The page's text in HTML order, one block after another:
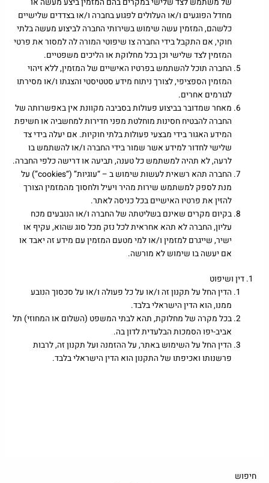
מחדל הפוגעים ו/או העלולים לפגוע בחברה ו/או בצדדים שלישיים
כלשהם, המזמין עשה שימוש בשירותי החברה לביצוע מעשה בלתי
חוקי, אם התקבל בידי החברה צו שיפוטי המורה לה למסור את פרטי
המזמין לצד שלישי וכן בכל מחלוקת או הליכים משפטיים.
החברה תוכל להשתמש בפרטיו האישיים של המזמין, ללא זיהוי
המזמין הספציפי, לצורך ניתוח מידע סטטיסטי והצגתו ו/או מסירתו
לגורמים אחרים.
מאחר שמדובר בביצוע פעולות בסביבה מקוונת אין באפשרותה של
החברה להבטיח חסינות מוחלטת מפני חדירות למחשביה או חשיפת
המידע האגור בידי מבצעי פעולות בלתי חוקיות. אם יעלה בידי צד
שלישי לחדור למידע אשר שמור בידי החברה ו/או להשתמש בו
לרעה, לא תהיה למשתמש כל טענה, תביעה או דרישה כלפי החברה.
החברה תהא רשאית לעשות שימוש ב – “עוגיות” (“cookies”) על
מנת לספק למשתמש שירות מהיר ויעיל ולחסוך מהמזמין הצורך
להזין את פרטיו האישיים בכל כניסה לאתר.
בקיום מקרים שאינם בשליטתה של החברה ו/או הנובעים מכח
עליון, החברה לא תהא אחראית לכל נזק מכל סוג שהוא, עקיף או
ישיר, שייגרם למזמין ו/או למי מטעם המזמין עם מידע זה יאבד או
אם יעשה בו שימוש לא מורשה.
דין ושיפוט
הדין החל על תקנון זה ו/או על כל פעולה ו/או על סכסוך הנובע
ממנו, הוא הדין הישראלי בלבד.
בכל מקרה של מחלוקת, תהא לבתי המשפט (השלום או המחוזי) תל
אביב-יפו הסמכות הבלעדית לדון בה.
הדין החל על השימוש באתר, על ההזמנה ועל תקנון זה, לרבות
פרשנותו ואכיפתו של התקנון הוא הדין הישראלי בלבד.
חיפוש